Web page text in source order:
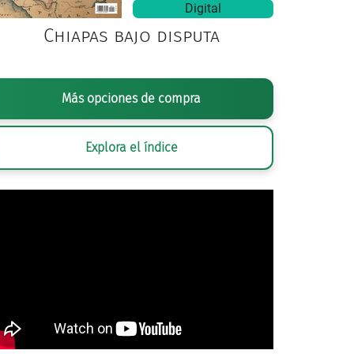
Digital
Chiapas bajo disputa
Más opciones de compra
Explora el índice